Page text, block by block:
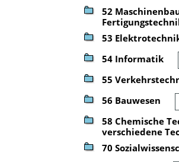
52
53
54 Informatik
55
56 Bauwesen
58 Chemische
verschiedene
70